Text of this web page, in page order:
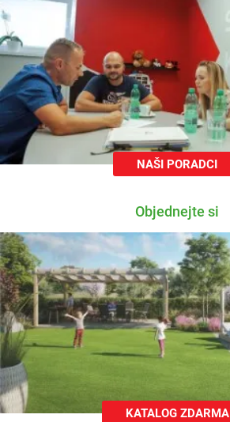
NAŠI PORADCI
Objednejte si
KATALOG ZDARMA